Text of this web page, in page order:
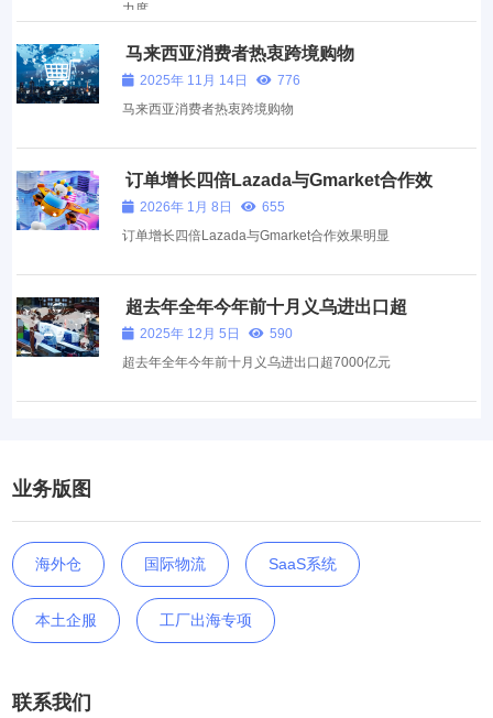
力度
马来西亚消费者热衷跨境购物
2025年 11月 14日
776
马来西亚消费者热衷跨境购物
订单增长四倍Lazada与Gmarket合作效
果明显
2026年 1月 8日
655
订单增长四倍Lazada与Gmarket合作效果明显
超去年全年今年前十月义乌进出口超
7000亿元
2025年 12月 5日
590
超去年全年今年前十月义乌进出口超7000亿元
业务版图
海外仓 国际物流 SaaS系统
本土企服 工厂出海专项
联系我们